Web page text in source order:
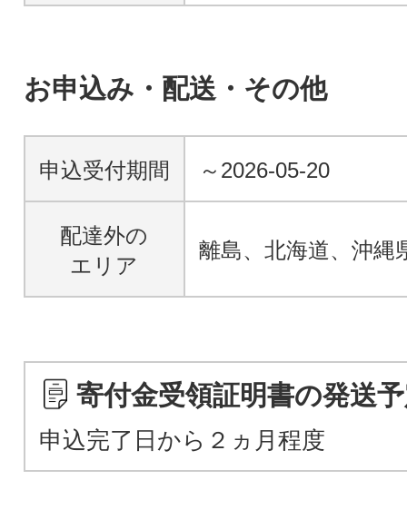
お申込み・配送・その他
申込受付期間 ～2026-05-20
配達外の
エリア
離島、北海道、沖縄
寄付金受領証明書の発送
申込完了日から２ヵ月程度